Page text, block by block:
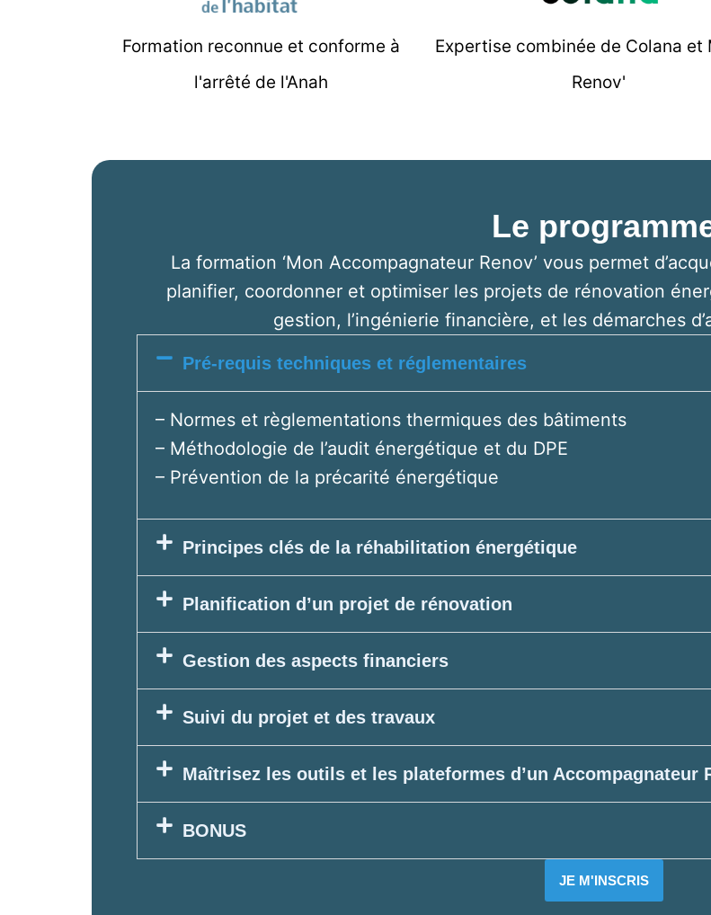
Formation reconnue et conforme à
l'arrêté de l'Anah
Expertise combinée de Colana et
Renov'
Le
La formation ‘Mon Accompagnateur Renov’ vous permet
planifier, coordonner et optimiser les projets de rénovation
gestion, l’ingénierie financière, et les démarches
Pré-requis techniques et réglementaires
– Normes et règlementations thermiques des bâtiments
– Méthodologie de l’audit énergétique et du DPE
– Prévention de la précarité énergétique
Principes clés de la réhabilitation énergétique
Planification d’un projet de rénovation
Gestion des aspects financiers
Suivi du projet et des travaux
Maîtrisez les outils et les plateformes d’un Accompagnateur
BONUS
JE M'INSCRIS